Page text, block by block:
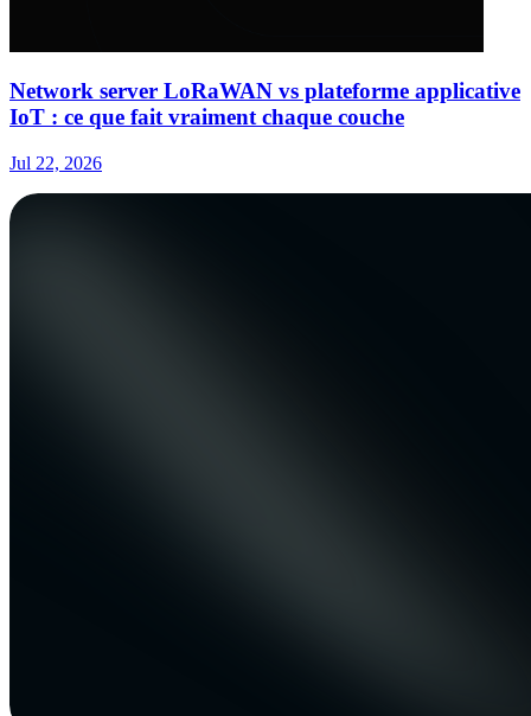
Network server LoRaWAN vs plateforme applicative
IoT : ce que fait vraiment chaque couche
Jul 22, 2026